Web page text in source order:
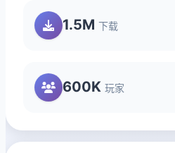
1.5M 下载
600K 玩家